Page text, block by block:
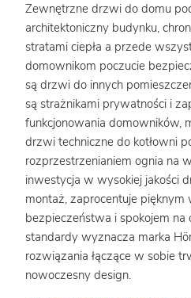
Zewnętrzne drzwi do domu
architektoniczny budynku,
stratami ciepła a przede
domownikom poczucie
są drzwi do innych
są strażnikami prywatności i
funkcjonowania domowników,
drzwi techniczne do kotłowni
rozprzestrzenianiem ognia na
inwestycja w wysokiej jakości
montaż, zaprocentuje pięknym
bezpieczeństwa i spokojem na
standardy wyznacza marka
rozwiązania łączące w sobie
nowoczesny design.